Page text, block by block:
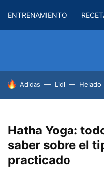
ENTRENAMIENTO
HOY SE HABLA DE
Adidas Lidl Helado
Hatha Yoga:
saber sobre el
practicado